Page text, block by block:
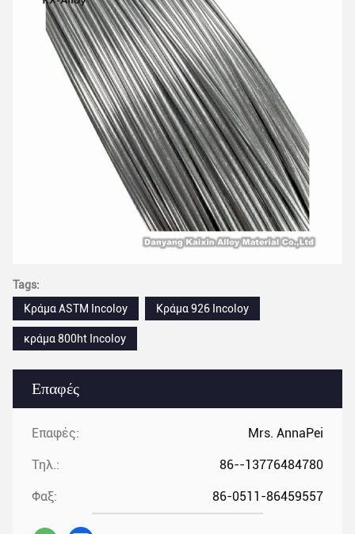
Επαφές
Επαφές: Mrs. AnnaPei
Τηλ.: 86--13776484780
Φαξ: 86-0511-86459557
Tags:
Κράμα ASTM Incoloy
Κράμα 926 Incoloy
κράμα 800ht Incoloy